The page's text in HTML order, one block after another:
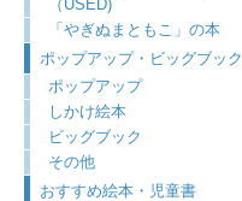
（USED)
「やぎぬまともこ」の本
ポップアップ・ビッグブック
ポップアップ
しかけ絵本
ビッグブック
その他
おすすめ絵本・児童書